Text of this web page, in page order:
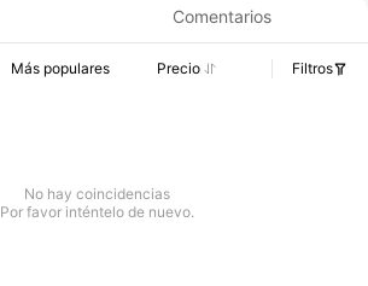
Comentarios
Más populares Precio Filtros
No hay coincidencias
Por favor inténtelo de nuevo.